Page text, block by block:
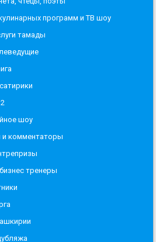
программ и ТВ шоу
тамады
шоу
и комментаторы
тренеры